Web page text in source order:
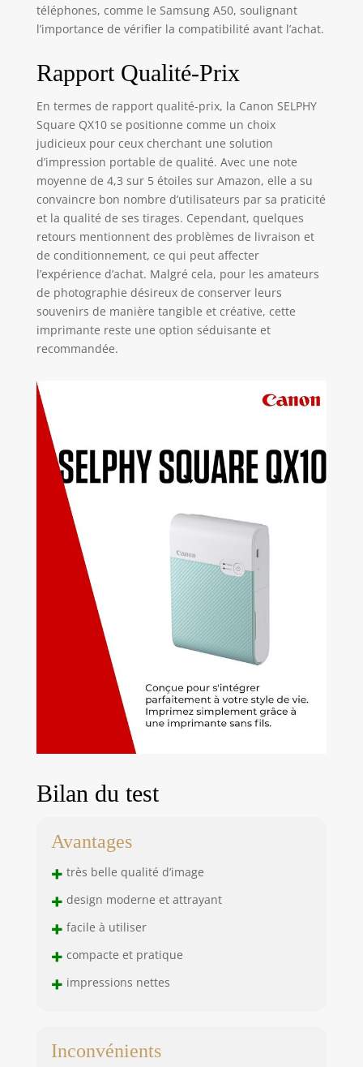
ne manquiez
jamais de
téléphones, comme le Samsung A50, soulignant
l’importance de vérifier la compatibilité avant l’achat.
Rapport Qualité-Prix
En termes de rapport qualité-prix, la Canon SELPHY
Square QX10 se positionne comme un choix
judicieux pour ceux cherchant une solution
d’impression portable de qualité. Avec une note
moyenne de 4,3 sur 5 étoiles sur Amazon, elle a su
convaincre bon nombre d’utilisateurs par sa praticité
et la qualité de ses tirages. Cependant, quelques
retours mentionnent des problèmes de livraison et
de conditionnement, ce qui peut affecter
l’expérience d’achat. Malgré cela, pour les amateurs
de photographie désireux de conserver leurs
souvenirs de manière tangible et créative, cette
imprimante reste une option séduisante et
recommandée.
Bilan du test
Avantages
+ très belle qualité d’image
+ design moderne et attrayant
+ facile à utiliser
+ compacte et pratique
+ impressions nettes
Inconvénients